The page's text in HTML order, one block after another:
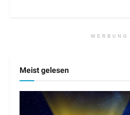
WERBUNG
Meist gelesen